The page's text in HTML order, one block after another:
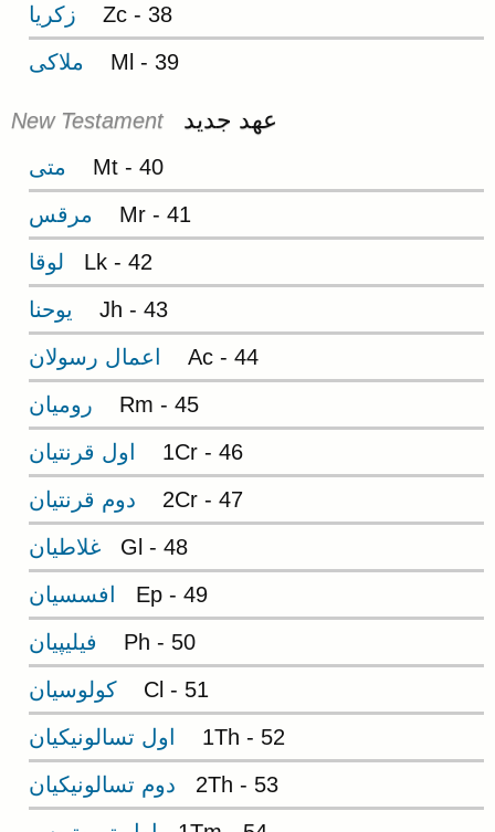
Zc - 38
زکريا
Ml - 39
ملاکی
عهد جديد
New Testament
Mt - 40
متی
Mr - 41
مرقس
Lk - 42
لوقا
Jh - 43
يوحنا
Ac - 44
اعمال رسولان
Rm - 45
روميان
1Cr - 46
اول قرنتيان
2Cr - 47
دوم قرنتيان
Gl - 48
غلاطيان
Ep - 49
افسسيان
Ph - 50
فيليپيان
Cl - 51
کولوسيان
1Th - 52
اول تسالونيکيان
2Th - 53
دوم تسالونيکيان